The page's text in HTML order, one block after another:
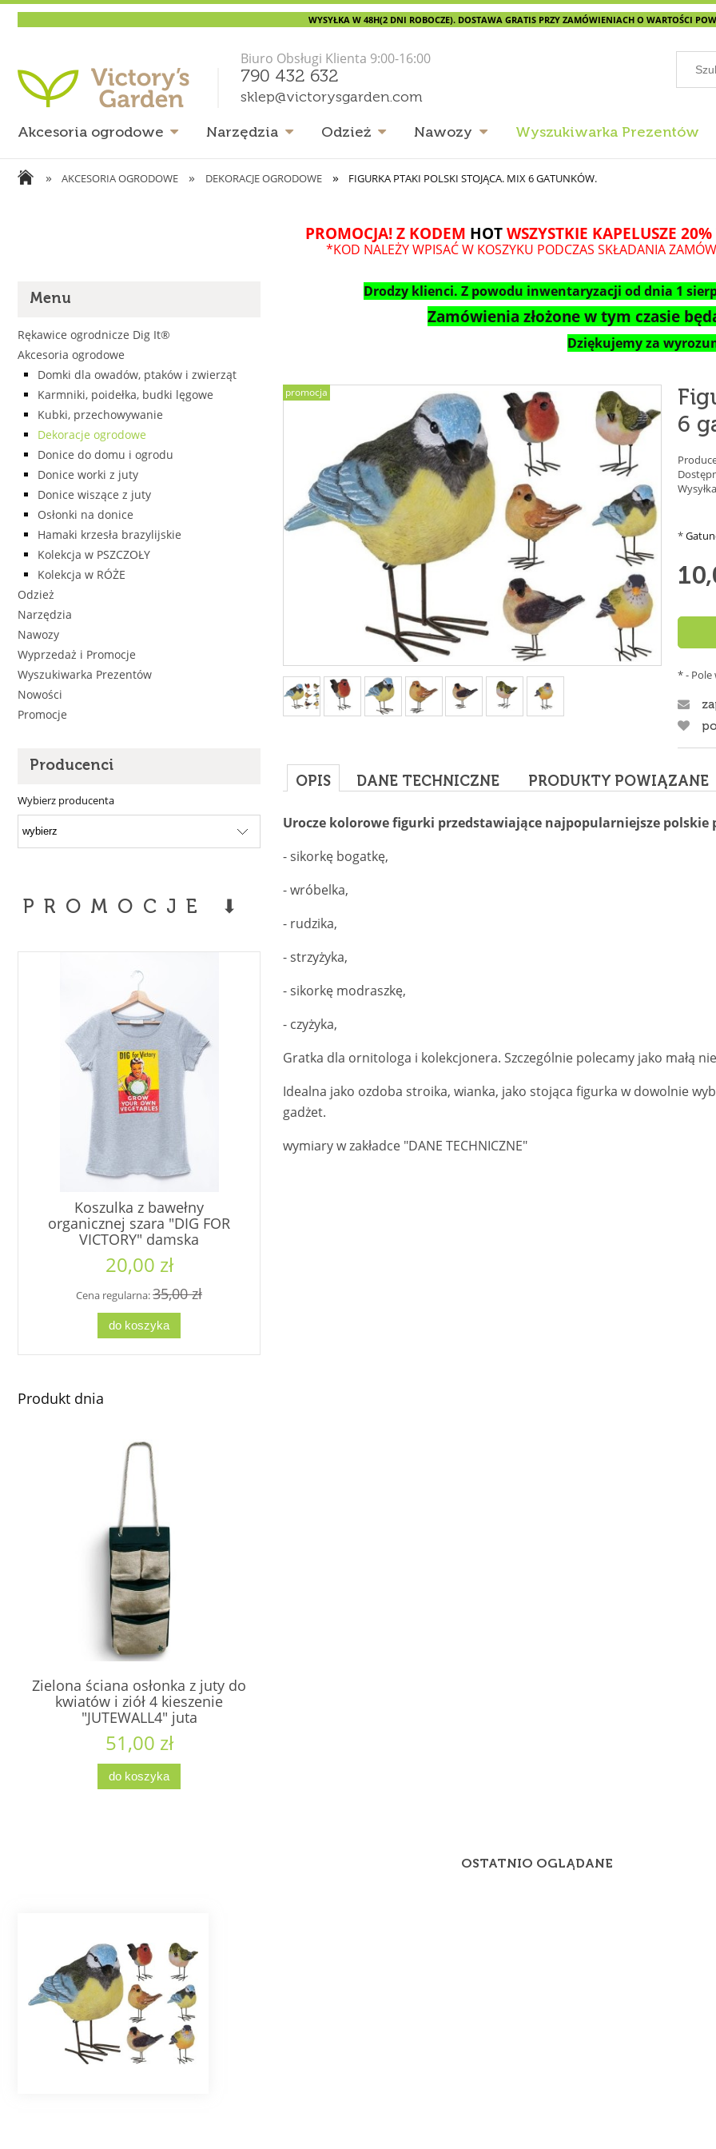
WYSYŁKA W 48H(2 DNI ROBOCZE). DOSTAWA GRATIS PRZY ZAMÓWIENIACH O WARTOŚCI
Biuro Obsługi Klienta 9:00-16:00
790 432 632
sklep@victorysgarden.com
Akcesoria ogrodowe Narzędzia Odzież Nawozy Wyszukiwarka Prezentów
» AKCESORIA OGRODOWE » DEKORACJE OGRODOWE » FIGURKA PTAKI POLSKI STOJĄCA. MIX 6 GATUNKÓW.
PROMOCJA! Z KODEM HOTWSZYSTKIE KAPELUSZE 20%
*KOD NALEŻY WPISAĆ W KOSZYKU PODCZAS SKŁADANIA
Menu
Rękawice ogrodnicze Dig It®
Akcesoria ogrodowe
Domki dla owadów, ptaków i zwierząt
Karmniki, poidełka, budki lęgowe
Kubki, przechowywanie
Dekoracje ogrodowe
Donice do domu i ogrodu
Donice worki z juty
Donice wiszące z juty
Osłonki na donice
Hamaki krzesła brazylijskie
Kolekcja w PSZCZOŁY
Kolekcja w RÓŻE
Odzież
Narzędzia
Nawozy
Wyprzedaż i Promocje
Wyszukiwarka Prezentów
Nowości
Promocje
Producenci
Wybierz producenta
PROMOCJE ⬇
Koszulka z bawełny
organicznej szara "DIG FOR
VICTORY" damska
20,00 zł
Cena regularna:35,00 zł
do koszyka
Produkt dnia
Zielona ściana osłonka z juty do
kwiatów i ziół 4 kieszenie
"JUTEWALL4" juta
51,00 zł
do koszyka
Drodzy klienci. Z powodu inwentaryzacji od dnia 1
Zamówienia złożone w tym czasie
Dziękujemy za
promocja
6
*
*- Pole
OPIS DANE TECHNICZNE PRODUKTY POWIĄZANE
Urocze kolorowe figurki przedstawiające najpopularniejsze polskie
- sikorkę bogatkę,
- wróbelka,
- rudzika,
- strzyżyka,
- sikorkę modraszkę,
- czyżyka,
Gratka dla ornitologa i kolekcjonera. Szczególnie polecamy jako małą
Idealna jako ozdoba stroika, wianka, jako stojąca figurka w dowolnie
gadżet.
wymiary w zakładce "DANE TECHNICZNE"
OSTATNIO OGLĄDANE